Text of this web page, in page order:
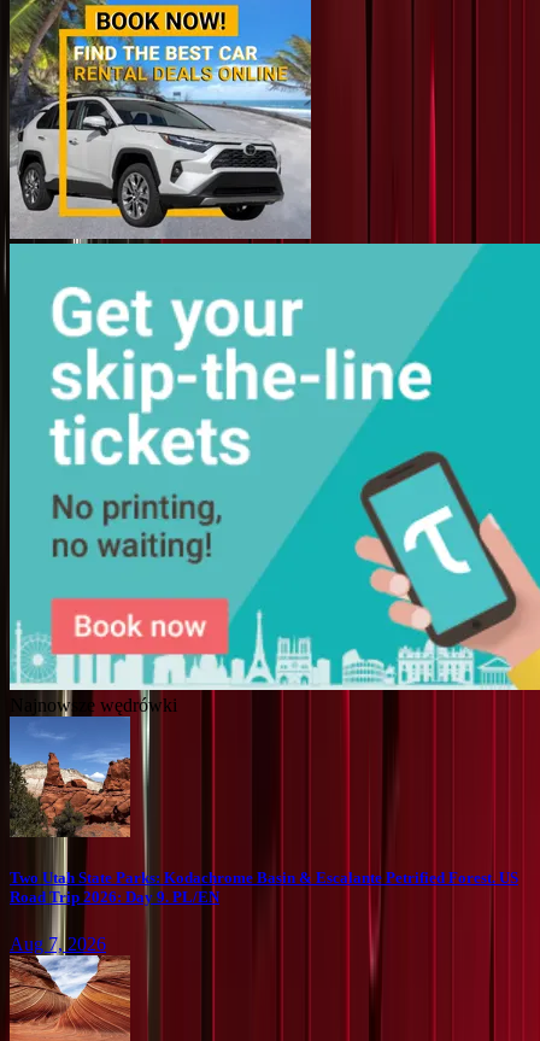
Najnowsze wędrówki
Two Utah State Parks: Kodachrome Basin & Escalante Petrified Forest. US
Road Trip 2026: Day 9. PL/EN
Aug 7, 2026